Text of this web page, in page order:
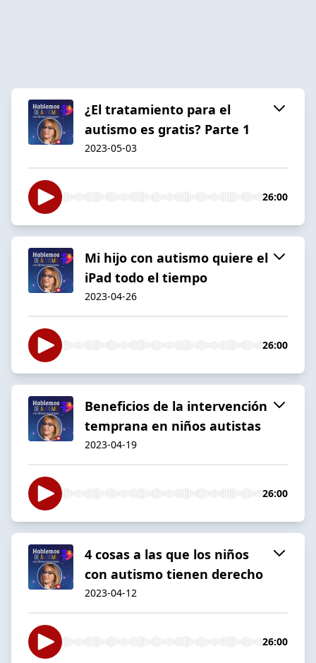
¿El tratamiento para el
autismo es gratis? Parte 1
2023-05-03
26:00
Mi hijo con autismo quiere el
iPad todo el tiempo
2023-04-26
26:00
Beneficios de la intervención
temprana en niños autistas
2023-04-19
26:00
4 cosas a las que los niños
con autismo tienen derecho
2023-04-12
26:00